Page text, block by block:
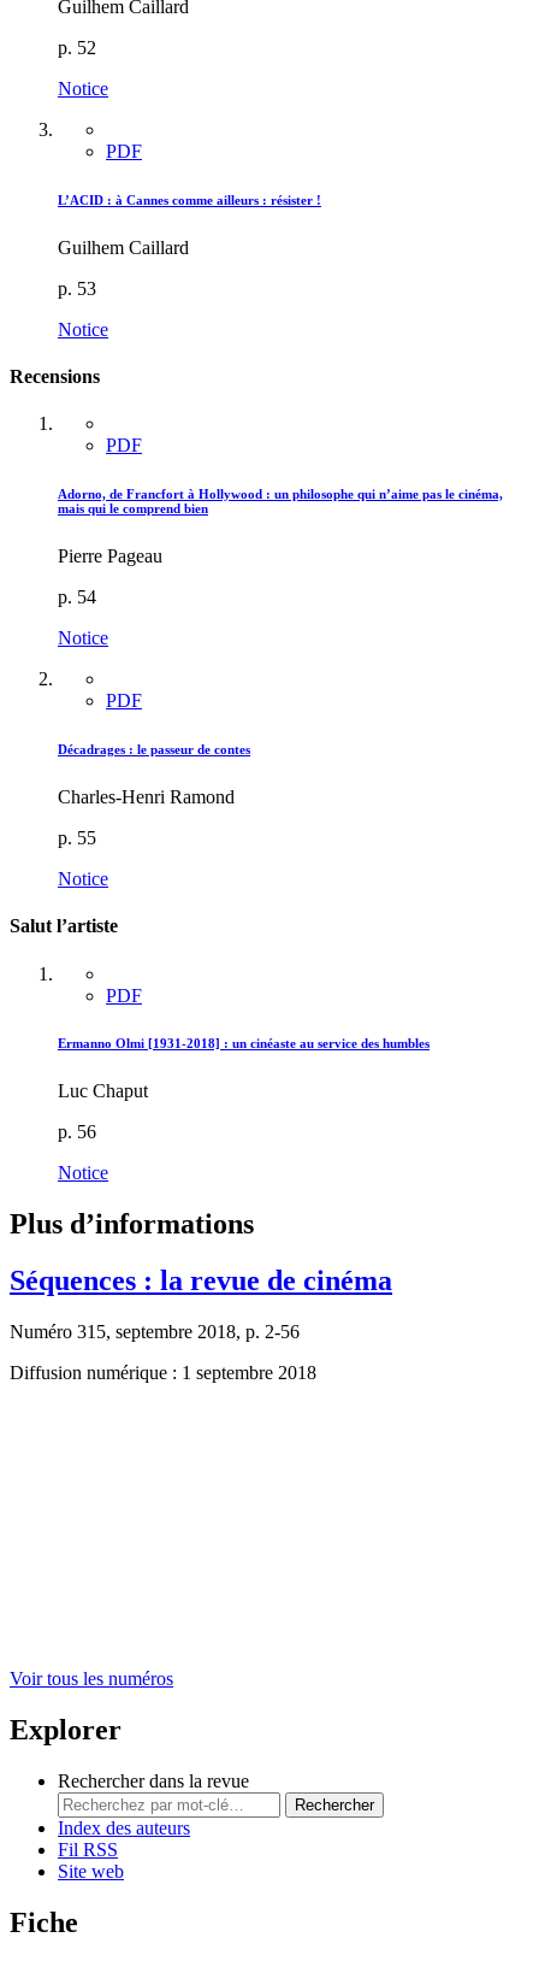
Guilhem Caillard
p. 52
Notice
PDF
L’ACID : à Cannes comme ailleurs : résister !
Guilhem Caillard
p. 53
Notice
Recensions
PDF
Adorno, de Francfort à Hollywood : un philosophe qui n’aime pas le cinéma,
mais qui le comprend bien
Pierre Pageau
p. 54
Notice
PDF
Décadrages : le passeur de contes
Charles-Henri Ramond
p. 55
Notice
Salut l’artiste
PDF
Ermanno Olmi [1931-2018] : un cinéaste au service des humbles
Luc Chaput
p. 56
Notice
Plus d’informations
Séquences : la revue de cinéma
Numéro 315, septembre 2018, p. 2-56
Diffusion numérique : 1 septembre 2018
Voir tous les numéros
Explorer
Rechercher dans la revue
Rechercher
Index des auteurs
Fil RSS
Site web
Fiche